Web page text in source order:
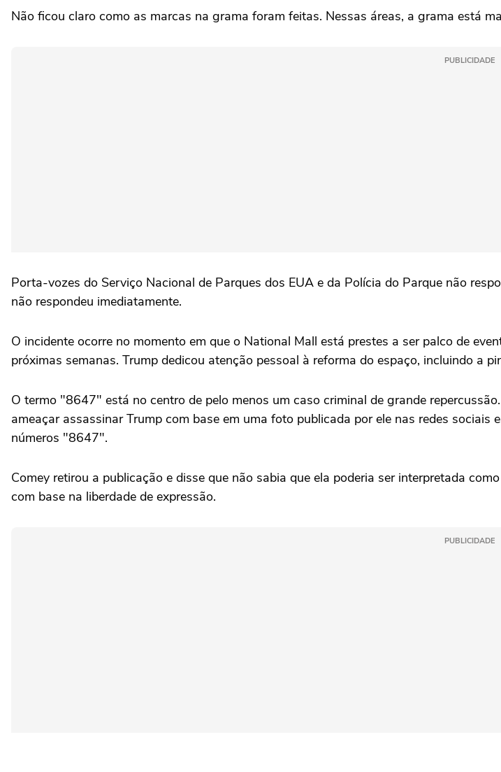
Não ficou claro como as marcas na ⁠grama foram feitas. Nessas ‌áreas, a grama está
PUBLICIDADE
Porta-vozes do Serviço Nacional de Parques dos EUA e da Polícia do Parque não
não respondeu imediatamente.
O incidente ocorre no momento em que o National Mall está prestes a ser palco de
próximas semanas. Trump dedicou atenção pessoal à reforma do espaço, incluindo a
O termo "8647" está no centro de pelo menos um caso criminal de grande
ameaçar assassinar Trump com base em uma foto publicada por ele nas redes
números "8647".
Comey retirou a publicação e disse que não sabia que ela poderia ser interpretada
com base na liberdade de expressão.
PUBLICIDADE